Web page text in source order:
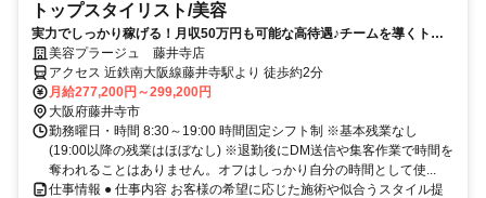
トップスタイリスト/美容
実力でしっかり稼げる！月収50万円も可能な高待遇♪チームを導くトッ
プスタイリスト！
美容プラージュ 藤井寺店
アクセス 近鉄南大阪線藤井寺駅より 徒歩約2分
月給277,200円～299,200円
大阪府藤井寺市
勤務曜日・時間 8:30～19:00 時間固定シフト制 ※基本残業なし
(19:00以降の残業はほぼなし) ※退勤後にDM送信や集客作業で時間を
奪われることはありません。オフはしっかり自分の時間として使...
仕事情報 ● 仕事内容 お客様の希望に応じた施術や似合うスタイル提